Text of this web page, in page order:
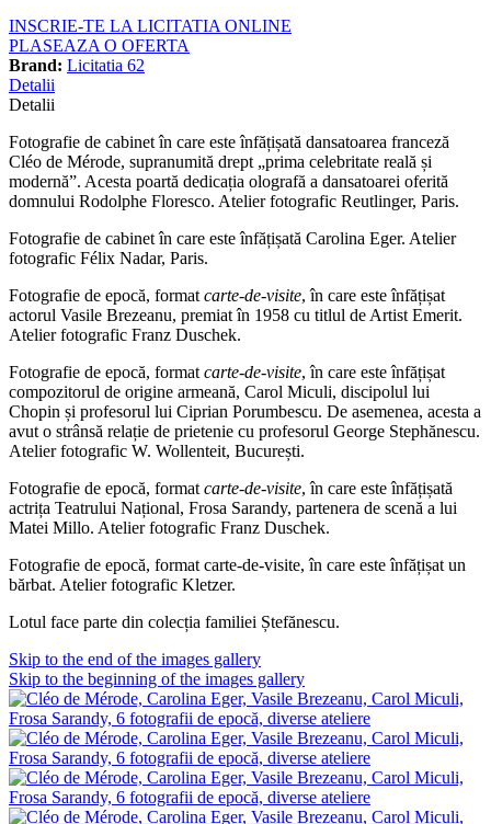
INSCRIE-TE LA LICITATIA ONLINE
PLASEAZA O OFERTA
Brand: Licitatia 62
Detalii
Detalii
Fotografie de cabinet în care este înfățișată dansatoarea franceză
Cléo de Mérode, supranumită drept „prima celebritate reală și
modernă”. Acesta poartă dedicația olografă a dansatoarei oferită
domnului Rodolphe Floresco. Atelier fotografic Reutlinger, Paris.
Fotografie de cabinet în care este înfățișată Carolina Eger. Atelier
fotografic Félix Nadar, Paris.
Fotografie de epocă, formatcarte-de-visite, în care este înfățișat
actorul Vasile Brezeanu, premiat în 1958 cu titlul de Artist Emerit.
Atelier fotografic Franz Duschek.
Fotografie de epocă, formatcarte-de-visite, în care este înfățișat
compozitorul de origine armeană, Carol Miculi, discipolul lui
Chopin și profesorul lui Ciprian Porumbescu. De asemenea, acesta a
avut o strânsă relație de prietenie cu profesorul George Stephănescu.
Atelier fotografic W. Wollenteit, București.
Fotografie de epocă, formatcarte-de-visite, în care este înfățișată
actrița Teatrului Național, Frosa Sarandy, partenera de scenă a lui
Matei Millo. Atelier fotografic Franz Duschek.
Fotografie de epocă, format carte-de-visite, în care este înfățișat un
bărbat. Atelier fotografic Kletzer.
Lotul face parte din colecția familiei Ștefănescu.
Skip to the end of the images gallery
Skip to the beginning of the images gallery